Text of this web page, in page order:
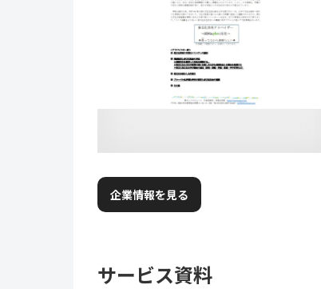
企業情報を見る
サービス資料